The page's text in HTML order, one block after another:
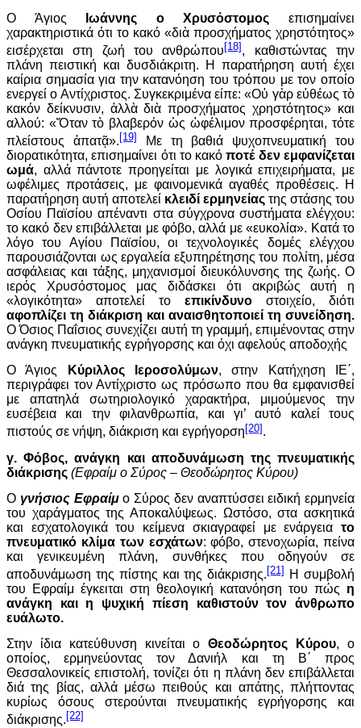
Ο Άγιος
Ιωάννης ο Χρυσόστομος επισημαίνει
χαρακτηριστικά ότι το κακό «διὰ προσχήματος χρηστότητος»
εισέρχεται στη ζωή του ανθρώπου[18], καθιστώντας την
πλάνη πειστική και δυσδιάκριτη. Η παρατήρηση αυτή έχει
καίρια σημασία για την κατανόηση του τρόπου με τον οποίο
ενεργεί ο Αντίχριστος. Συγκεκριμένα είπε: «Οὐ γὰρ εὐθέως τὸ
κακόν δείκνυσιν, ἀλλὰ διὰ προσχήματος χρηστότητος» και
αλλού: «Ὅταν τὸ βλαβερόν ὡς ὠφέλιμον προσφέρηται, τότε
πλείστους ἀπατᾷ». [19]
Με τη βαθιά ψυχοπνευματική του
διορατικότητα, επισημαίνει ότι το κακόποτέ δεν εμφανίζεται
ωμά, αλλά πάντοτε προηγείται με λογικά επιχειρήματα, με
ωφέλιμες προτάσεις, με φαινομενικά αγαθές προθέσεις. Η
παρατήρηση αυτή αποτελεί κλειδί ερμηνείας της στάσης του
Οσίου Παϊσίου απέναντι στα σύγχρονα συστήματα ελέγχου:
το κακό δεν επιβάλλεται με φόβο, αλλά με «ευκολία». Κατά το
λόγο του Αγίου Παϊσίου, οι τεχνολογικές δομές ελέγχου
παρουσιάζονται ως εργαλεία εξυπηρέτησης του πολίτη, μέσα
ασφάλειας και τάξης, μηχανισμοί διευκόλυνσης της ζωής. Ο
ιερός Χρυσόστομος μας διδάσκει ότι ακριβώς αυτή η
«λογικότητα» αποτελεί το επικίνδυνο στοιχείο, διότι
αφοπλίζει τη διάκριση και αναισθητοποιεί τη συνείδηση.
Ο Όσιος Παΐσιος συνεχίζει αυτή τη γραμμή, επιμένοντας στην
ανάγκη πνευματικής εγρήγορσης και όχι αφελούς αποδοχής
Ο Άγιος
Κύριλλος Ιεροσολύμων, στην Κατήχηση ΙΕ΄,
περιγράφει τον Αντίχριστο ως πρόσωπο που θα εμφανισθεί
με απατηλά σωτηριολογικό χαρακτήρα, μιμούμενος την
ευσέβεια και την φιλανθρωπία, και γι’ αυτό καλεί τους
πιστούς σε νήψη, διάκριση και εγρήγορση[20].
γ. Φόβος, ανάγκη και αποδυνάμωση της πνευματικής
διάκρισης (Εφραίμ ο Σύρος – Θεοδώρητος Κύρου)
Ο γνήσιος Εφραίμο Σύρος δεν αναπτύσσει ειδική ερμηνεία
του χαράγματος της Αποκαλύψεως. Ωστόσο, στα ασκητικά
και εσχατολογικά του κείμενα σκιαγραφεί με ενάργεια το
πνευματικό κλίμα των εσχάτων: φόβο, στενοχωρία, πείνα
και γενικευμένη πλάνη, συνθήκες που οδηγούν σε
αποδυνάμωση της πίστης και της διάκρισης.[21]Η συμβολή
του Εφραίμ έγκειται στη θεολογική κατανόηση του πώς η
ανάγκη και η ψυχική πίεση καθιστούν τον άνθρωπο
ευάλωτο.
Στην ίδια κατεύθυνση κινείται οΘεοδώρητος Κύρου, ο
οποίος, ερμηνεύοντας τον Δανιήλ και τη Β΄ προς
Θεσσαλονικείς επιστολή, τονίζει ότι η πλάνη δεν επιβάλλεται
διά της βίας, αλλά μέσω πειθούς και απάτης, πλήττοντας
κυρίως όσους στερούνται πνευματικής εγρήγορσης και
διάκρισης. [22]